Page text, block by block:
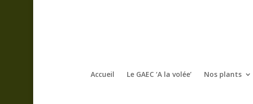
Accueil Le GAEC ‘A la volée’ Nos plants